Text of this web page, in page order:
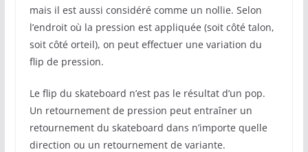
mais il est aussi considéré comme un nollie. Selon
l’endroit où la pression est appliquée (soit côté talon,
soit côté orteil), on peut effectuer une variation du
flip de pression.
Le flip du skateboard n’est pas le résultat d’un pop.
Un retournement de pression peut entraîner un
retournement du skateboard dans n’importe quelle
direction ou un retournement de variante.